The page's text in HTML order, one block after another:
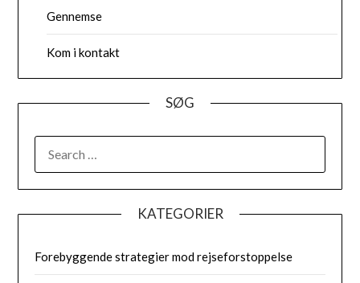
Gennemse
Kom i kontakt
SØG
FOR:
KATEGORIER
Forebyggende strategier mod rejseforstoppelse